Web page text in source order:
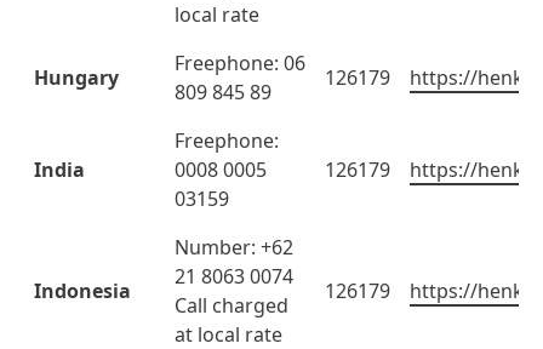
local rate
Hungary
Freephone: 06
809 845 89
126179 https://
India
Freephone:
0008 0005
03159
126179 https://
Indonesia
Number: +62
21 8063 0074
Call charged
at local rate
126179 https://